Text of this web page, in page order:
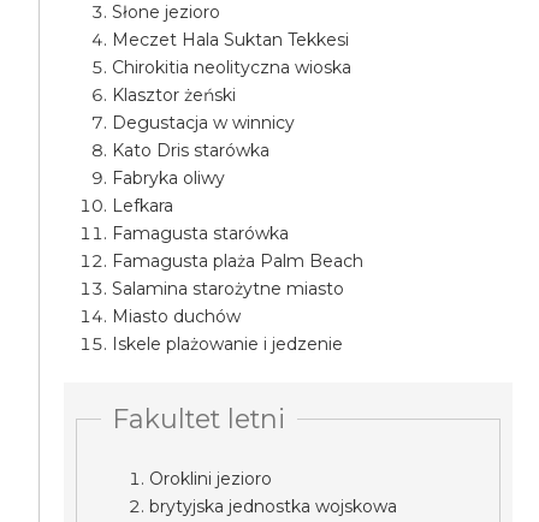
Słone jezioro
Meczet Hala Suktan Tekkesi
Chirokitia neolityczna wioska
Klasztor żeński
Degustacja w winnicy
Kato Dris starówka
Fabryka oliwy
Lefkara
Famagusta starówka
Famagusta plaża Palm Beach
Salamina starożytne miasto
Miasto duchów
Iskele plażowanie i jedzenie
Fakultet letni
Oroklini jezioro
brytyjska jednostka wojskowa